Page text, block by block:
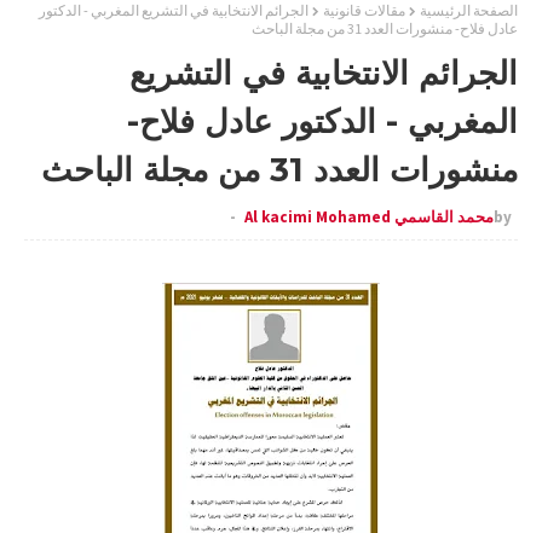
الصفحة الرئيسية مقالات قانونية
الجرائم الانتخابية في التشريع المغربي - الدكتور
عادل فلاح- منشورات العدد 31 من مجلة الباحث
الجرائم الانتخابية في التشريع
المغربي - الدكتور عادل فلاح-
منشورات العدد 31 من مجلة الباحث
byمحمد القاسمي Al kacimi Mohamed